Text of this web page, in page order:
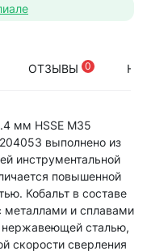
ОТЗЫВЫ 0
мм HSSE M35
выполнено из
инструментальной
повышенной
Кобальт в составе
металлами и сплавами
сталью,
скорости сверления